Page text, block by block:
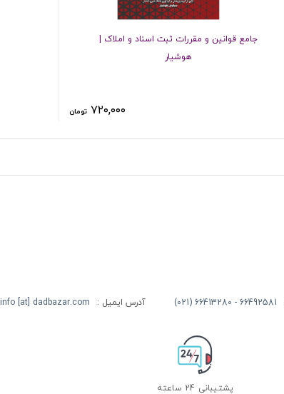
جامع قوانین و مقررات ثبت اسناد و املاک |
هوشیار
۷۲۰,۰۰۰ تومان
66492581 - 66413280 (021) آدرس ایمیل : info [at] dadbazar.com
پشتیبانی 24 ساعته